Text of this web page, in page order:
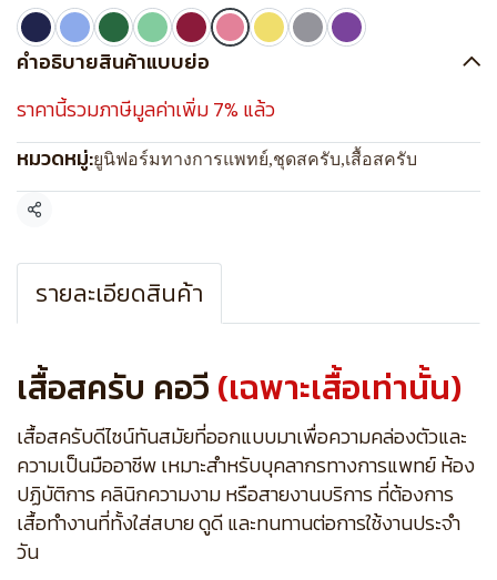
คำอธิบายสินค้าแบบย่อ
ราคานี้รวมภาษีมูลค่าเพิ่ม 7% แล้ว
หมวดหมู่:ยูนิฟอร์มทางการแพทย์,ชุดสครับ,เสื้อสครับ
แชร์
รายละเอียดสินค้า
เสื้อสครับ คอวี (เฉพาะเสื้อเท่านั้น)
เสื้อสครับดีไซน์ทันสมัยที่ออกแบบมาเพื่อความคล่องตัวและ
ความเป็นมืออาชีพ เหมาะสำหรับบุคลากรทางการแพทย์ ห้อง
ปฏิบัติการ คลินิกความงาม หรือสายงานบริการ ที่ต้องการ
เสื้อทำงานที่ทั้งใส่สบาย ดูดี และทนทานต่อการใช้งานประจำ
วัน